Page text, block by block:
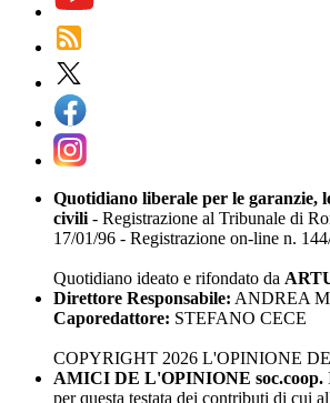
Quotidiano liberale per le garanzie,
civili - Registrazione al Tribunale di
17/01/96 - Registrazione on-line n.
Quotidiano ideato e rifondato da
Direttore Responsabile: ANDREA
Caporedattore: STEFANO CECE
COPYRIGHT 2026 L'OPINIONE
AMICI DE L'OPINIONE soc.coop.
per questa testata dei contributi di cui